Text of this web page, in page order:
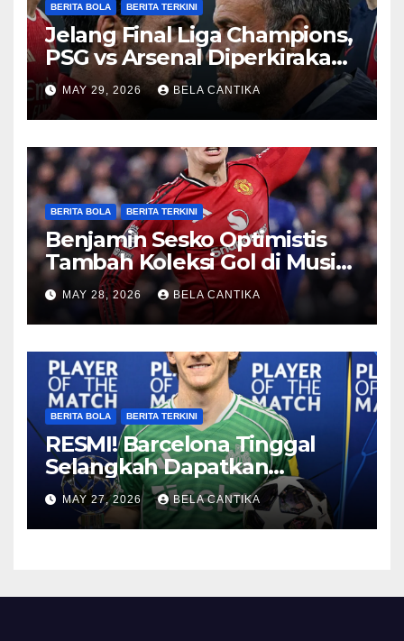
BERITA BOLA BERITA TERKINI
Jelang Final Liga Champions,
PSG vs Arsenal Diperkirakan
Sengit
MAY 29, 2026 BELA CANTIKA
BERITA BOLA BERITA TERKINI
Benjamin Sesko Optimistis
Tambah Koleksi Gol di Musim
2026/27
MAY 28, 2026 BELA CANTIKA
BERITA BOLA BERITA TERKINI
RESMI! Barcelona Tinggal
Selangkah Dapatkan
Anthony Gordon
MAY 27, 2026 BELA CANTIKA